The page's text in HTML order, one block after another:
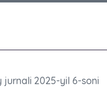
2025-yil 6-soni